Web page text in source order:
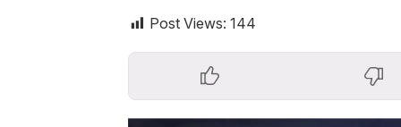
Post Views: 144